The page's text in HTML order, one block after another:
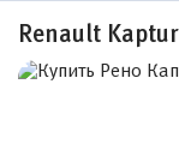
Renault Kaptur